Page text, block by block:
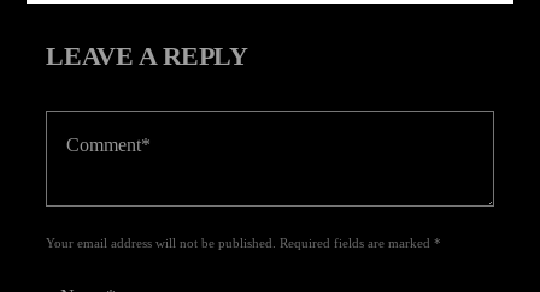
LEAVE A REPLY
Your email address will not be published. Required fields are marked *